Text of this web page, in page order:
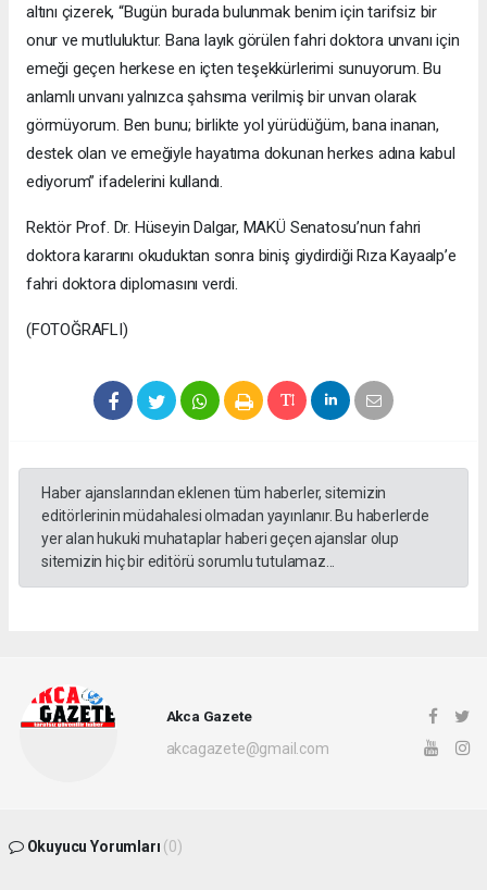
altını çizerek, “Bugün burada bulunmak benim için tarifsiz bir
onur ve mutluluktur. Bana layık görülen fahri doktora unvanı için
emeği geçen herkese en içten teşekkürlerimi sunuyorum. Bu
anlamlı unvanı yalnızca şahsıma verilmiş bir unvan olarak
görmüyorum. Ben bunu; birlikte yol yürüdüğüm, bana inanan,
destek olan ve emeğiyle hayatıma dokunan herkes adına kabul
ediyorum” ifadelerini kullandı.
Rektör Prof. Dr. Hüseyin Dalgar, MAKÜ Senatosu’nun fahri
doktora kararını okuduktan sonra biniş giydirdiği Rıza Kayaalp’e
fahri doktora diplomasını verdi.
(FOTOĞRAFLI)
Haber ajanslarından eklenen tüm haberler, sitemizin
editörlerinin müdahalesi olmadan yayınlanır. Bu haberlerde
yer alan hukuki muhataplar haberi geçen ajanslar olup
sitemizin hiç bir editörü sorumlu tutulamaz...
Akca Gazete
akcagazete@gmail.com
Okuyucu Yorumları (0)